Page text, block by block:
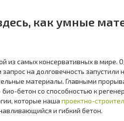
как умные
из самых консервативных в мире.
на долговечность
материалы. Главными
бетон со способностью к
которые наша проектно-
и гибкий бетон.